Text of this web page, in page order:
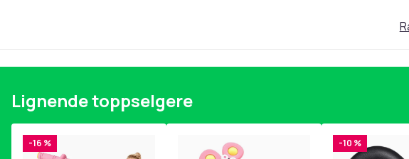
Lignende toppselgere
-16 % -10 %